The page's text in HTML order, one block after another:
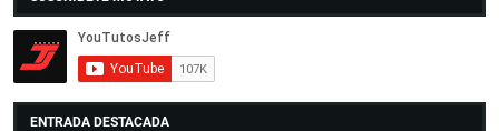
ENTRADA DESTACADA